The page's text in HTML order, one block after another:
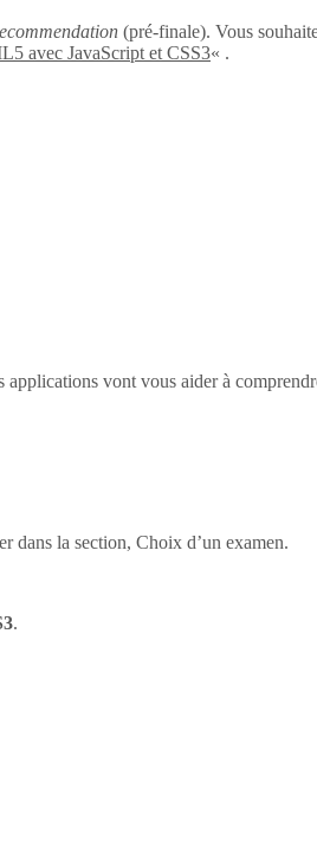
(pré-finale). Vous
avec JavaScript et CSS3« .
vont vous aider à
dans la section, Choix d’un examen.
.